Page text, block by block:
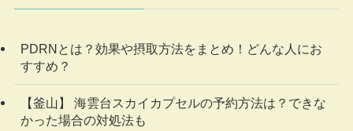
PDRNとは？効果や摂取方法をまとめ！どんな人にお
すすめ？
【釜山】 海雲台スカイカプセルの予約方法は？できな
かった場合の対処法も